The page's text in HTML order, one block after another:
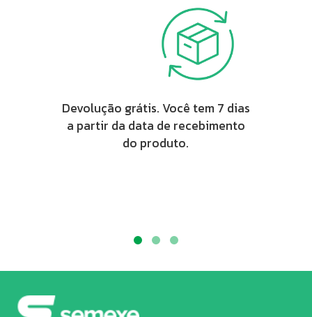
Devolução grátis. Você tem 7 dias
a partir da data de recebimento
do produto.